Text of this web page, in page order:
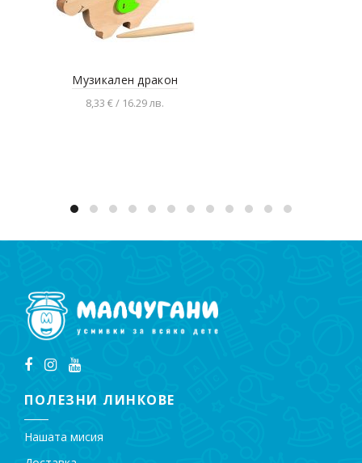
Музикален дракон
8,33 € / 16.29 лв.
ПОЛЕЗНИ ЛИНКОВЕ
Нашата мисия